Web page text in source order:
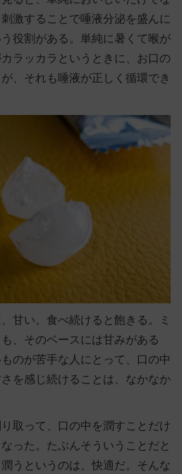
激することで唾液分泌を盛んに
役割がある。単純に暑くて喉が
ラッカラというときに、お口の
、それも唾液が正しく循環でき
甘い。食べ続けると飽きる。ミ
、そのベースには甘みがある
のが苦手な人にとって、口の中
を感じ続けることは、なかなか
取って、口の中を潤すことだけ
った。たぶんそういうことだと
うというのは、快適だ。そんな